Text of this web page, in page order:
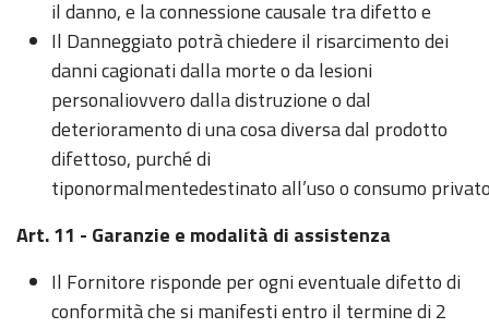
il danno, e la connessione causale tra difetto e
Il Danneggiato potrà chiedere il risarcimento dei
danni cagionati dalla morte o da lesioni
personaliovvero dalla distruzione o dal
deterioramento di una cosa diversa dal prodotto
difettoso, purché di
tiponormalmentedestinato all’uso o consumo
Art. 11 - Garanzie e modalità di assistenza
Il Fornitore risponde per ogni eventuale difetto di
conformità che si manifesti entro il termine di 2